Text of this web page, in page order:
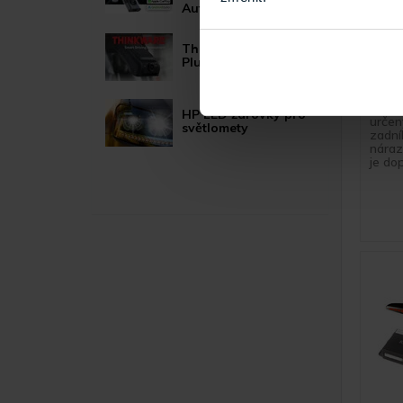
Auto moduly
Thinkware U1000
Plus
HP LED žárovky pro
světlomety
se
je